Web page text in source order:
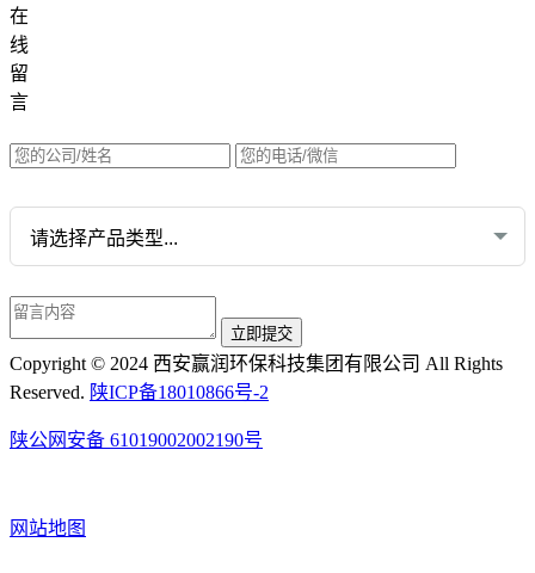
在
线
留
言
Copyright © 2024 西安赢润环保科技集团有限公司 All Rights
Reserved. 陕ICP备18010866号-2
陕公网安备 61019002002190号
网站地图